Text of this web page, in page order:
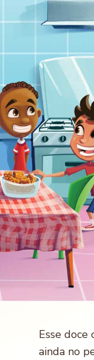
Esse doce
ainda no